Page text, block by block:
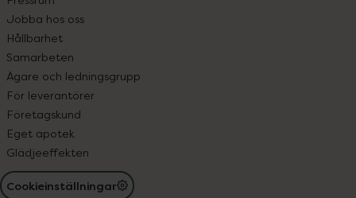
Jobba hos oss
Hållbarhet
Samarbeten
Ägare och ledningsgrupp
För leverantörer
Företagskund
Eget apotek
Glädjeeffekten
Cookieinställningar